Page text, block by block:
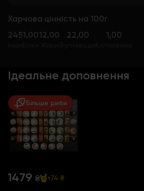
Харчова цінність на 100г
2451,0012,00 22,00 1,00
Ідеальне доповнення
Більше риби
1479 ₴ +74 ₴